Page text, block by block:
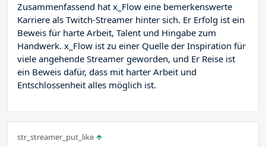
Zusammenfassend hat x_Flow eine bemerkenswerte
Karriere als Twitch-Streamer hinter sich. Er Erfolg ist ein
Beweis für harte Arbeit, Talent und Hingabe zum
Handwerk. x_Flow ist zu einer Quelle der Inspiration für
viele angehende Streamer geworden, und Er Reise ist
ein Beweis dafür, dass mit harter Arbeit und
Entschlossenheit alles möglich ist.
str_streamer_put_like